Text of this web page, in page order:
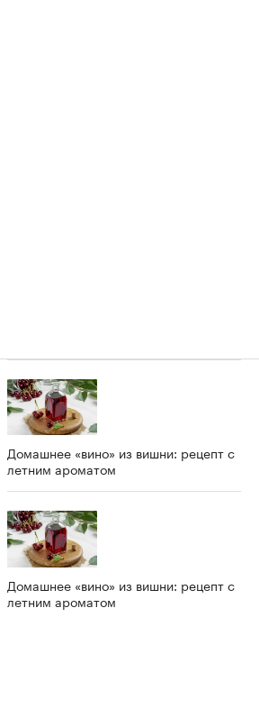
Домашнее «вино» из вишни: рецепт с
летним ароматом
Домашнее «вино» из вишни: рецепт с
летним ароматом